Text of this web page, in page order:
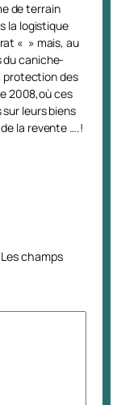
de terrain
la logistique
« » mais, au
du caniche-
protection des
2008,où ces
leurs biens
la revente ….!
Les champs